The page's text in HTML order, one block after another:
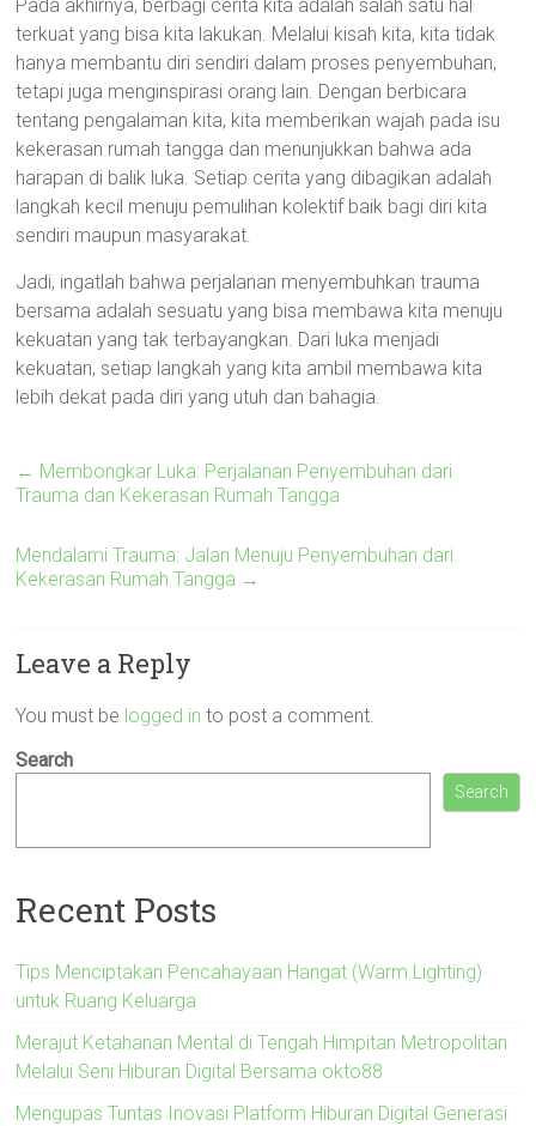
Pada akhirnya, berbagi cerita kita adalah salah satu hal
terkuat yang bisa kita lakukan. Melalui kisah kita, kita tidak
hanya membantu diri sendiri dalam proses penyembuhan,
tetapi juga menginspirasi orang lain. Dengan berbicara
tentang pengalaman kita, kita memberikan wajah pada isu
kekerasan rumah tangga dan menunjukkan bahwa ada
harapan di balik luka. Setiap cerita yang dibagikan adalah
langkah kecil menuju pemulihan kolektif baik bagi diri kita
sendiri maupun masyarakat.
Jadi, ingatlah bahwa perjalanan menyembuhkan trauma
bersama adalah sesuatu yang bisa membawa kita menuju
kekuatan yang tak terbayangkan. Dari luka menjadi
kekuatan, setiap langkah yang kita ambil membawa kita
lebih dekat pada diri yang utuh dan bahagia.
← Membongkar Luka: Perjalanan Penyembuhan dari
Trauma dan Kekerasan Rumah Tangga
Mendalami Trauma: Jalan Menuju Penyembuhan dari
Kekerasan Rumah Tangga →
Leave a Reply
You must be logged in to post a comment.
Search
Search
Recent Posts
Tips Menciptakan Pencahayaan Hangat (Warm Lighting)
untuk Ruang Keluarga
Merajut Ketahanan Mental di Tengah Himpitan Metropolitan
Melalui Seni Hiburan Digital Bersama okto88
Mengupas Tuntas Inovasi Platform Hiburan Digital Generasi